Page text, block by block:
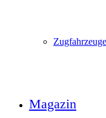
Magazin